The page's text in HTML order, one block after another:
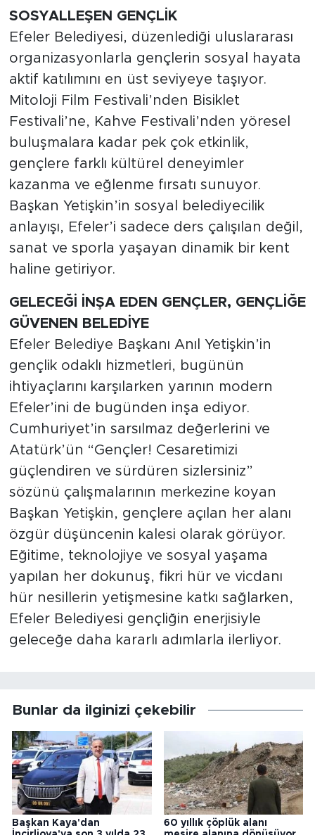
SOSYALLEŞEN GENÇLİK
Efeler Belediyesi, düzenlediği uluslararası
organizasyonlarla gençlerin sosyal hayata
aktif katılımını en üst seviyeye taşıyor.
Mitoloji Film Festivali’nden Bisiklet
Festivali’ne, Kahve Festivali’nden yöresel
buluşmalara kadar pek çok etkinlik,
gençlere farklı kültürel deneyimler
kazanma ve eğlenme fırsatı sunuyor.
Başkan Yetişkin’in sosyal belediyecilik
anlayışı, Efeler’i sadece ders çalışılan değil,
sanat ve sporla yaşayan dinamik bir kent
haline getiriyor.
GELECEĞİ İNŞA EDEN GENÇLER, GENÇLİĞE
GÜVENEN BELEDİYE
Efeler Belediye Başkanı Anıl Yetişkin’in
gençlik odaklı hizmetleri, bugünün
ihtiyaçlarını karşılarken yarının modern
Efeler’ini de bugünden inşa ediyor.
Cumhuriyet’in sarsılmaz değerlerini ve
Atatürk’ün “Gençler! Cesaretimizi
güçlendiren ve sürdüren sizlersiniz”
sözünü çalışmalarının merkezine koyan
Başkan Yetişkin, gençlere açılan her alanı
özgür düşüncenin kalesi olarak görüyor.
Eğitime, teknolojiye ve sosyal yaşama
yapılan her dokunuş, fikri hür ve vicdanı
hür nesillerin yetişmesine katkı sağlarken,
Efeler Belediyesi gençliğin enerjisiyle
geleceğe daha kararlı adımlarla ilerliyor.
Bunlar da ilginizi çekebilir
Başkan Kaya'dan
60 yıllık çöplük alanı